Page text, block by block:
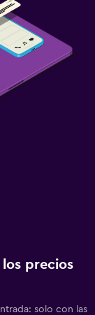
precios
solo con las